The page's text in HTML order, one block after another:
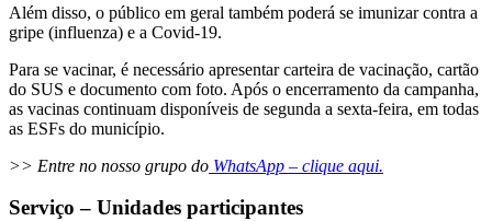
Além disso, o público em geral também poderá se imunizar contra a
gripe (influenza) e a Covid-19.
Para se vacinar, é necessário apresentar carteira de vacinação, cartão
do SUS e documento com foto. Após o encerramento da campanha,
as vacinas continuam disponíveis de segunda a sexta-feira, em todas
as ESFs do município.
>> Entre no nosso grupo do WhatsApp – clique aqui.
Serviço – Unidades participantes